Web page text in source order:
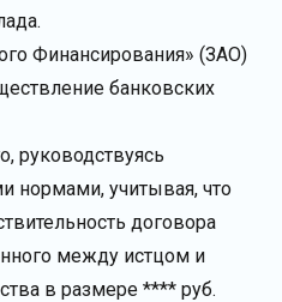
Финансирования» (ЗАО)
банковских
руководствуясь
учитывая, что
договора
между истцом и
в размере **** руб.